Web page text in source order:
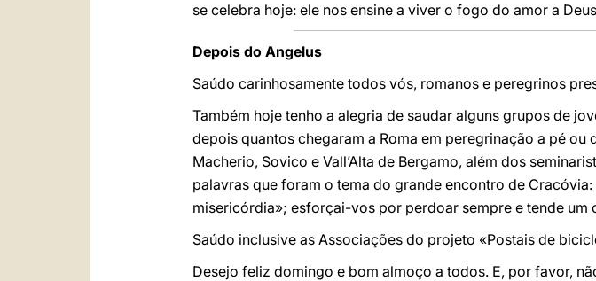
se celebra hoje: ele nos ensine a viver o fogo do amor a
Depois do Angelus
Saúdo carinhosamente todos vós, romanos e peregrinos
Também hoje tenho a alegria de saudar alguns grupos de
depois quantos chegaram a Roma em peregrinação a pé
Macherio, Sovico e Vall’Alta de Bergamo, além dos
palavras que foram o tema do grande encontro de
misericórdia»; esforçai-vos por perdoar sempre e tende um
Saúdo inclusive as Associações do projeto «Postais de
Desejo feliz domingo e bom almoço a todos. E, por favor,